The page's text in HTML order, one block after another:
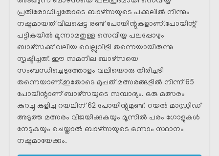
പ്രതിരോധിച്ചതോടെ ബാഴ്സയുടെ പക്കലിൽ നിന്നും
നഷ്ടമായത് വിലപ്പെട്ട രണ്ട് പോയിന്റുകളാണ്.പോയിന്റ്
പട്ടികയിൽ മൂന്നാമതുള്ള സെവിയ്യ പലപ്പോഴും
ബാഴ്സക്ക് വലിയ വെല്ലുവിളി തന്നെയായിരുന്നു
സൃഷ്ടിച്ചത്. ഈ സമനില ബാഴ്‌സയെ
സംബന്ധിച്ചെടുത്തോളം വലിയൊരു തിരിച്ചടി
തന്നെയാണ്.ഇതോടെ മുപ്പത് മത്സരങ്ങളിൽ നിന്ന് 65
പോയിന്റാണ് ബാഴ്സയുടെ സമ്പാദ്യം. ഒരു മത്സരം
കുറച്ചു കളിച്ച റയലിന് 62 പോയിന്റുമുണ്ട്. റയൽ മാഡ്രിഡ്‌
അടുത്ത മത്സരം വിജയിക്കുകയും മൂന്നിൽ പരം ഗോളുകൾ
നേടുകയും ചെയ്താൽ ബാഴ്‌സയുടെ ഒന്നാം സ്ഥാനം
നഷ്ടമായേക്കും.